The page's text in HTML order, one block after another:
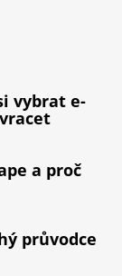
vybrat e-
a proč
průvodce